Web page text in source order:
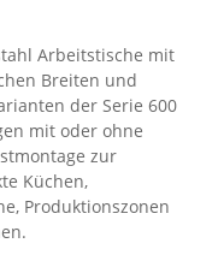
Arbeitstische mit
Breiten und
der Serie 600
mit oder ohne
zur
Küchen,
Produktionszonen